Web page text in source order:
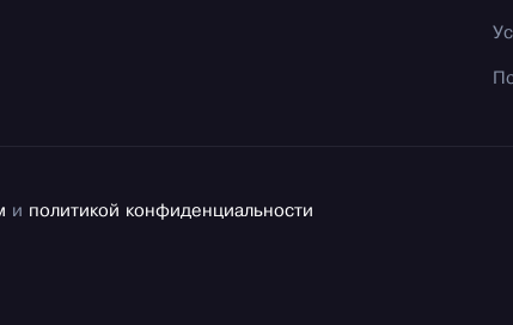
и политикой конфиденциальности